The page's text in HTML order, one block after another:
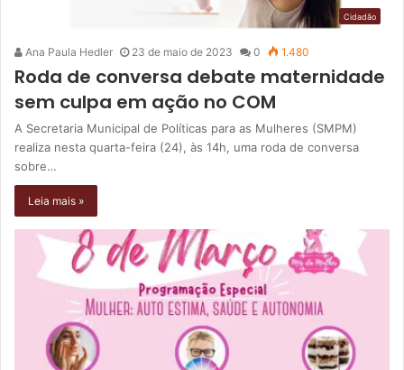
Cidadão
Ana Paula Hedler 23 de maio de 2023 0 1.480
Roda de conversa debate maternidade
sem culpa em ação no COM
A Secretaria Municipal de Políticas para as Mulheres (SMPM)
realiza nesta quarta-feira (24), às 14h, uma roda de conversa
sobre…
Leia mais »